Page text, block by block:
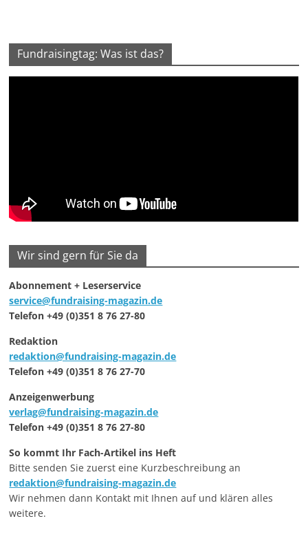
Fundraisingtag: Was ist das?
Wir sind gern für Sie da
Abonnement + Leserservice
service@fundraising-magazin.de
Telefon +49 (0)351 8 76 27-80
Redaktion
redaktion@fundraising-magazin.de
Telefon +49 (0)351 8 76 27-70
Anzeigenwerbung
verlag@fundraising-magazin.de
Telefon +49 (0)351 8 76 27-80
So kommt Ihr Fach-Artikel ins Heft
Bitte senden Sie zuerst eine Kurzbeschreibung an
redaktion@fundraising-magazin.de
Wir nehmen dann Kontakt mit Ihnen auf und klären alles
weitere.